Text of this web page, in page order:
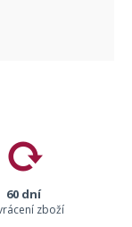
60 dní
zboží